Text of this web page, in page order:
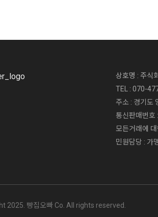
상호명 : 주식
TEL : 070-
주소 : 경기도
통신판매번
모든거래에
민원담당 :
2025. 빵집오빠 Co. All rights reserved.